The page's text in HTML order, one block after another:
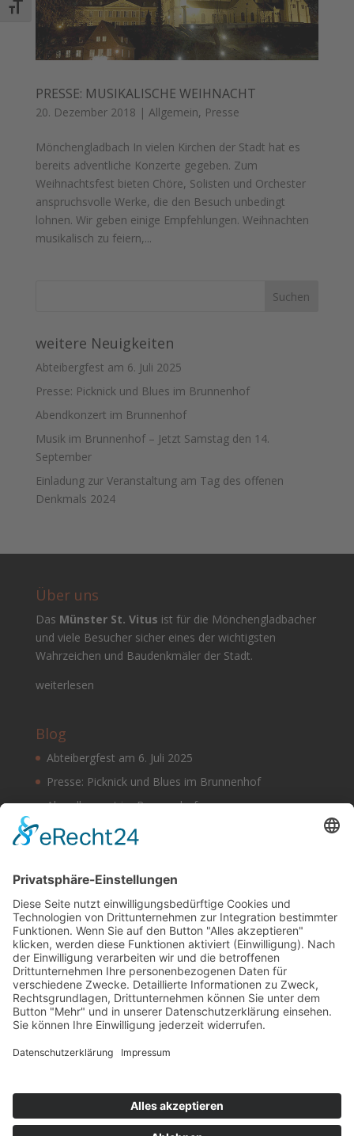
Schrift vergrößern
PRESSE: MUSIKALISCHE WEIHNACHT
20. Dezember 2018 | Allgemein, Presse
Mönchengladbach In vielen Kirchen der Stadt hat es
bereits adventliche Konzerte gegeben. Zum
Weihnachtsfest bieten Chöre, Solisten und Orchester
anspruchsvolle Werke, die den Besuch unbedingt
lohnen. Wir geben einige Empfehlungen. Weihnachten
musikalisch zu feiern,...
weitere Neuigkeiten
Abteibergfest am 6. Juli 2025
Presse: Picknick und Blues im Brunnenhof
Abendkonzert im Brunnenhof
Musik im Brunnenhof – Jetzt Samstag den 14.
September
Einladung zur Veranstaltung am Tag des offenen
Denkmals 2024
Über uns
Das Münster St. Vitus ist für die Mönchengladbacher
und viele Besucher sicher eines der wichtigsten
Wahrzeichen und Baudenkmäler der Stadt.
weiterlesen
Blog
Abteibergfest am 6. Juli 2025
Presse: Picknick und Blues im Brunnenhof
Abendkonzert im Brunnenhof
Musik im Brunnenhof – Jetzt Samstag den 14.
September
Einladung zur Veranstaltung am Tag des offenen
Denkmals 2024
Suchen & Finden Datenschutz
Cookie-Einstellungen
Impressum Datenschutz